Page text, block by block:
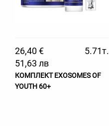
26,40 €
5.71т.
51,63 лв
КОМПЛЕКТ EXOSOMES OF
YOUTH 60+